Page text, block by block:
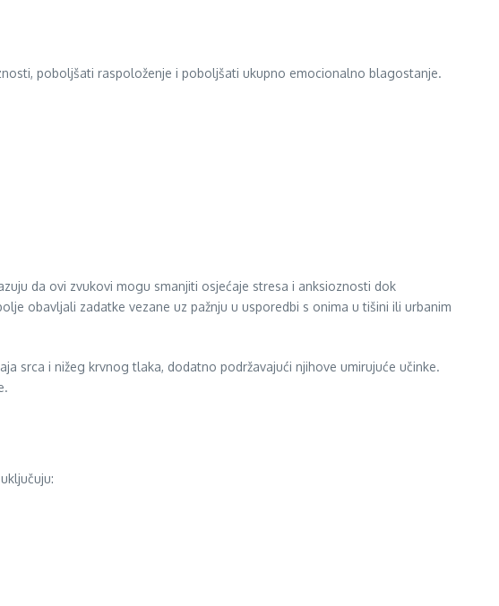
poboljšati raspoloženje i poboljšati ukupno emocionalno blagostanje.
da ovi zvukovi mogu smanjiti osjećaje stresa i anksioznosti dok
obavljali zadatke vezane uz pažnju u usporedbi s onima u tišini ili urbanim
srca i nižeg krvnog tlaka, dodatno podržavajući njihove umirujuće učinke.